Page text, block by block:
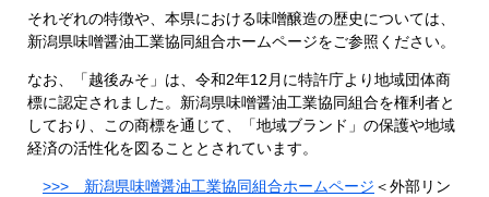
それぞれの特徴や、本県における味噌醸造の歴史については、
新潟県味噌醤油工業協同組合ホームページをご参照ください。
なお、「越後みそ」は、令和2年12月に特許庁より地域団体商
標に認定されました。新潟県味噌醤油工業協同組合を権利者と
しており、この商標を通じて、「地域ブランド」の保護や地域
経済の活性化を図ることとされています。
>>> 新潟県味噌醤油工業協同組合ホームページ ＜外部リン